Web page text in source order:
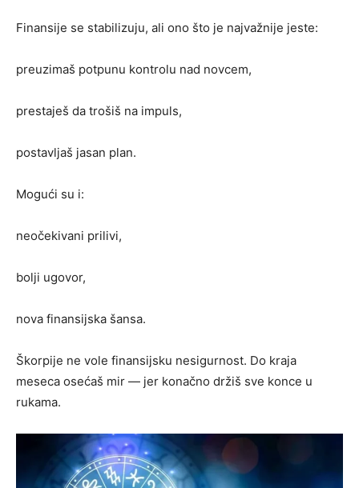
Finansije se stabilizuju, ali ono što je najvažnije jeste:
preuzimaš potpunu kontrolu nad novcem,
prestaješ da trošiš na impuls,
postavljaš jasan plan.
Mogući su i:
neočekivani prilivi,
bolji ugovor,
nova finansijska šansa.
Škorpije ne vole finansijsku nesigurnost. Do kraja
meseca osećaš mir — jer konačno držiš sve konce u
rukama.